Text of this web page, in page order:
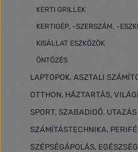
KERTI GRILLEK
KERTIGÉP, -SZERSZÁM, -
KISÁLLAT ESZKÖZÖK
ÖNTÖZÉS
LAPTOPOK, ASZTALI
OTTHON, HÁZTARTÁS,
SPORT, SZABADIDŐ, UTAZÁS
SZÁMÍTÁSTECHNIKA,
SZÉPSÉGÁPOLÁS,